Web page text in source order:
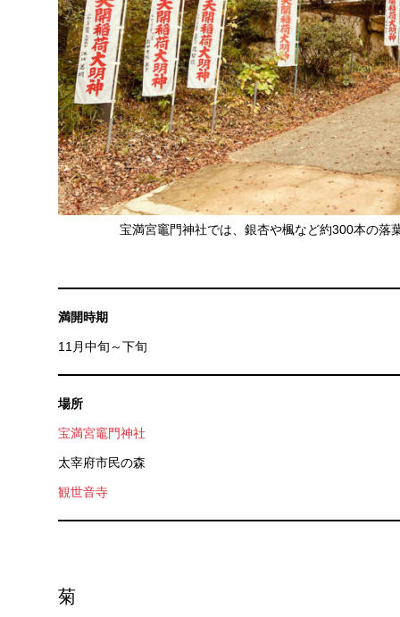
宝満宮竈門神社では、銀杏や楓など約300本の落
満開時期
11月中旬～下旬
場所
宝満宮竈門神社
太宰府市民の森
観世音寺
菊